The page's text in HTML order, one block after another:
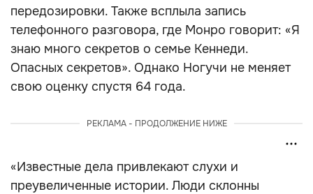
передозировки. Также всплыла запись
телефонного разговора, где Монро говорит: «Я
знаю много секретов о семье Кеннеди.
Опасных секретов». Однако Ногучи не меняет
свою оценку спустя 64 года.
РЕКЛАМА - ПРОДОЛЖЕНИЕ НИЖЕ
«Известные дела привлекают слухи и
преувеличенные истории. Люди склонны